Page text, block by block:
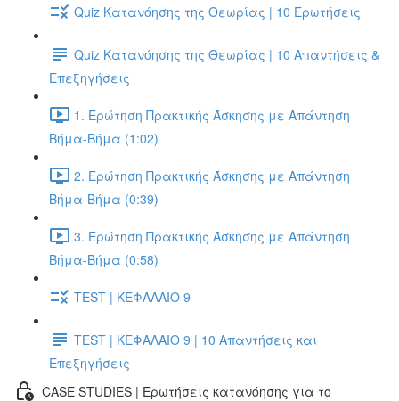
Quiz Κατανόησης της Θεωρίας | 10 Ερωτήσεις
Quiz Κατανόησης της Θεωρίας | 10 Απαντήσεις &
Επεξηγήσεις
1. Ερώτηση Πρακτικής Άσκησης με Απάντηση
Βήμα-Βήμα (1:02)
2. Ερώτηση Πρακτικής Άσκησης με Απάντηση
Βήμα-Βήμα (0:39)
3. Ερώτηση Πρακτικής Άσκησης με Απάντηση
Βήμα-Βήμα (0:58)
TEST | ΚΕΦΑΛΑΙΟ 9
TEST | ΚΕΦΑΛΑΙΟ 9 | 10 Απαντήσεις και
Επεξηγήσεις
CASE STUDIES | Ερωτήσεις κατανόησης για το